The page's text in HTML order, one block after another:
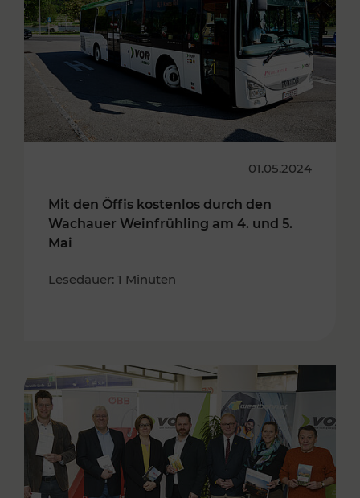
01.05.2024
Mit den Öffis kostenlos durch den
Wachauer Weinfrühling am 4. und 5.
Mai
Lesedauer: 1 Minuten